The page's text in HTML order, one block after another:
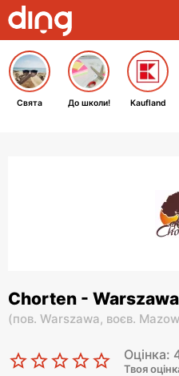
Свята До школи! Kaufland
Chorten -
(пов. Warszawa, воєв.
Оцінка:
Твоя